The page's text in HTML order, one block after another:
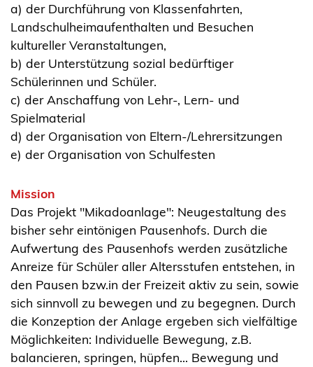
a) der Durchführung von Klassenfahrten,
Landschulheimaufenthalten und Besuchen
kultureller Veranstaltungen,
b) der Unterstützung sozial bedürftiger
Schülerinnen und Schüler.
c) der Anschaffung von Lehr-, Lern- und
Spielmaterial
d) der Organisation von Eltern-/Lehrersitzungen
e) der Organisation von Schulfesten
Mission
Das Projekt "Mikadoanlage": Neugestaltung des
bisher sehr eintönigen Pausenhofs. Durch die
Aufwertung des Pausenhofs werden zusätzliche
Anreize für Schüler aller Altersstufen entstehen, in
den Pausen bzw.in der Freizeit aktiv zu sein, sowie
sich sinnvoll zu bewegen und zu begegnen. Durch
die Konzeption der Anlage ergeben sich vielfältige
Möglichkeiten: Individuelle Bewegung, z.B.
balancieren, springen, hüpfen... Bewegung und